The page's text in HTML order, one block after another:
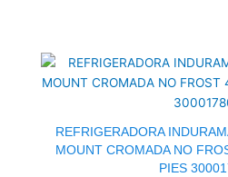
REFRIGERADORA
MOUNT CROMADA NO
PIES
era: